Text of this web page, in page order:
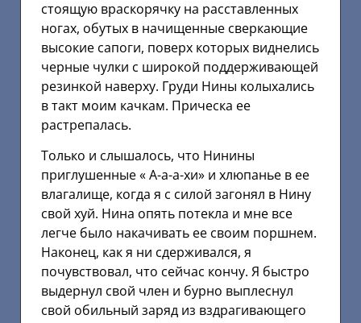
стоящую враскорячку на расставленных
ногах, обутых в начищенные сверкающие
высокие сапоги, поверх которых виднелись
черные чулки с широкой поддерживающей
резинкой наверху. Груди Нины колыхались
в такт моим качкам. Прическа ее
растрепалась.
Только и слышалось, что Нинины
приглушенные « А-а-а-хи» и хлюпанье в ее
влагалище, когда я с силой загонял в Нину
свой хуй. Нина опять потекла и мне все
легче было накачивать ее своим поршнем.
Наконец, как я ни сдерживался, я
почувствовал, что сейчас кончу. Я быстро
выдернул свой член и бурно выплеснул
свой обильный заряд из вздрагивающего